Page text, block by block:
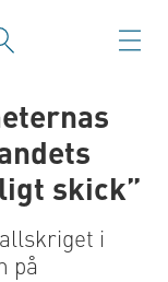
skick”
i
på